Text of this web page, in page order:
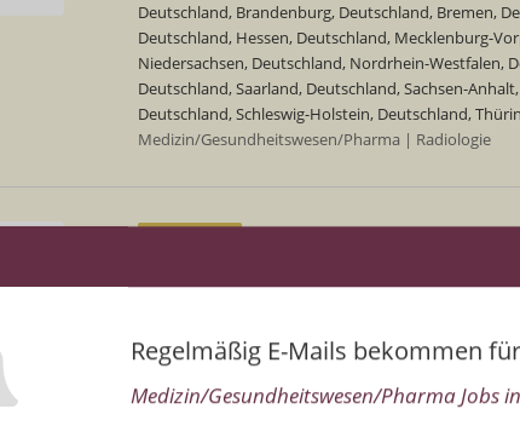
Regelmäßig E-Mails bekommen für
Medizin/Gesundheitswesen/Pharma Jobs
Deutschland, Brandenburg, Deutschland, Bremen,
Deutschland, Hessen, Deutschland, Mecklenburg-
Niedersachsen, Deutschland, Nordrhein-Westfalen,
Deutschland, Saarland, Deutschland, Sachsen-
Deutschland, Schleswig-Holstein, Deutschland,
Medizin/Gesundheitswesen/Pharma | Radiologie
Ergotherapeut (m/w/d)
Deutschland, Baden-Württemberg, Deutschland,
Deutschland, Brandenburg, Deutschland, Bremen,
Deutschland, Hessen, Deutschland, Mecklenburg-
Niedersachsen, Deutschland, Nordrhein-Westfalen,
Deutschland, Saarland, Deutschland, Sachsen,
Deutschland, Schleswig-Holstein, Deutschland,